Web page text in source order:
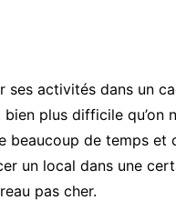
ses activités dans un
plus difficile qu’on
beaucoup de temps et
un local dans une
pas cher.